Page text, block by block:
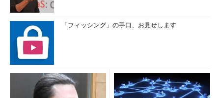
「フィッシング」の手口、お見せします